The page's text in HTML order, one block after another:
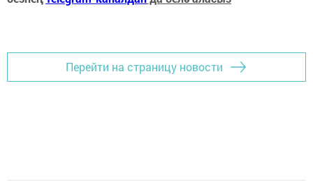
Перейти на страницу новости